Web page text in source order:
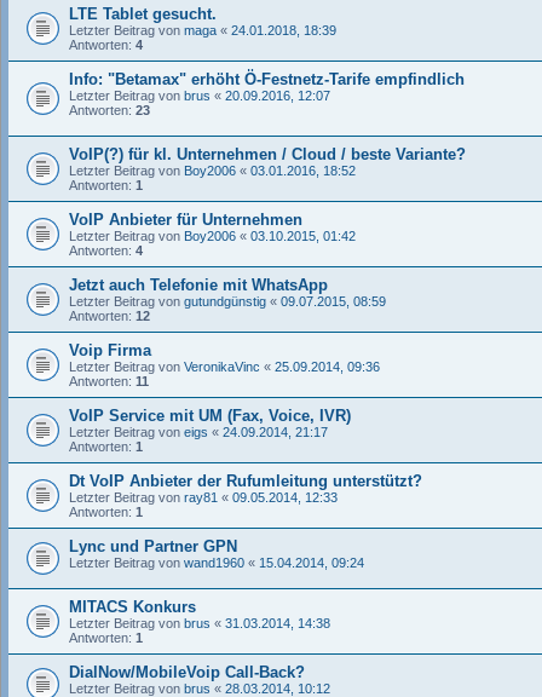
LTE Tablet gesucht.
Letzter Beitrag von maga « 24.01.2018, 18:39
Antworten: 4
Info: "Betamax" erhöht Ö-Festnetz-Tarife empfindlich
Letzter Beitrag von brus « 20.09.2016, 12:07
Antworten: 23
VoIP(?) für kl. Unternehmen / Cloud / beste Variante?
Letzter Beitrag von Boy2006 « 03.01.2016, 18:52
Antworten: 1
VoIP Anbieter für Unternehmen
Letzter Beitrag von Boy2006 « 03.10.2015, 01:42
Antworten: 4
Jetzt auch Telefonie mit WhatsApp
Letzter Beitrag von gutundgünstig « 09.07.2015, 08:59
Antworten: 12
Voip Firma
Letzter Beitrag von VeronikaVinc « 25.09.2014, 09:36
Antworten: 11
VoIP Service mit UM (Fax, Voice, IVR)
Letzter Beitrag von eigs « 24.09.2014, 21:17
Antworten: 1
Dt VoIP Anbieter der Rufumleitung unterstützt?
Letzter Beitrag von ray81 « 09.05.2014, 12:33
Antworten: 1
Lync und Partner GPN
Letzter Beitrag von wand1960 « 15.04.2014, 09:24
MITACS Konkurs
Letzter Beitrag von brus « 31.03.2014, 14:38
Antworten: 1
DialNow/MobileVoip Call-Back?
Letzter Beitrag von brus « 28.03.2014, 10:12